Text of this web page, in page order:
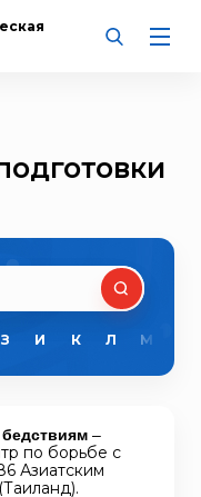
З И К Л М
бедствиям –
по борьбе с
Азиатским